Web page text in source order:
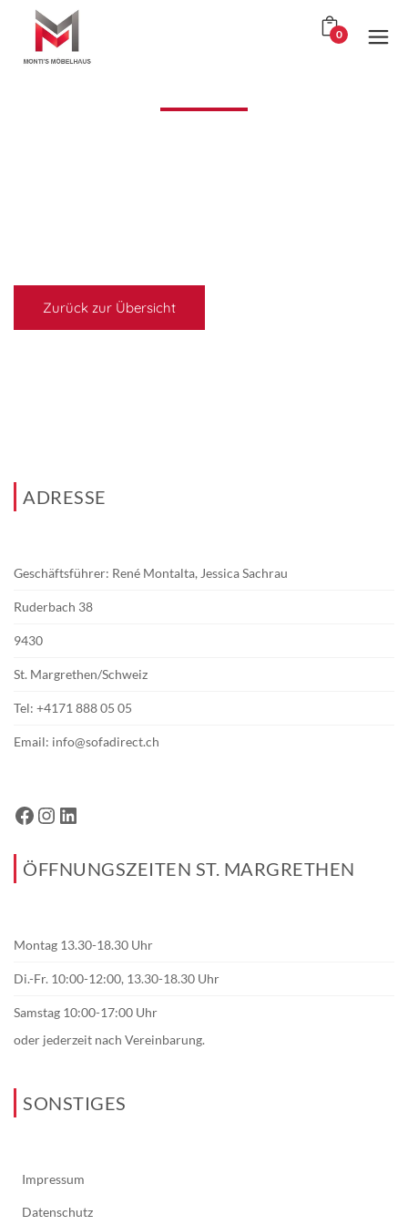
0
Zurück zur Übersicht
ADRESSE
Geschäftsführer: René Montalta, Jessica Sachrau
Ruderbach 38
9430
St. Margrethen/Schweiz
Tel: +4171 888 05 05
Email: info@sofadirect.ch
ÖFFNUNGSZEITEN ST. MARGRETHEN
Montag 13.30-18.30 Uhr
Di.-Fr. 10:00-12:00, 13.30-18.30 Uhr
Samstag 10:00-17:00 Uhr
oder jederzeit nach Vereinbarung.
SONSTIGES
Impressum
Datenschutz